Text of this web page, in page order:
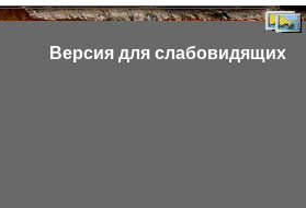
Версия для слабовидящих